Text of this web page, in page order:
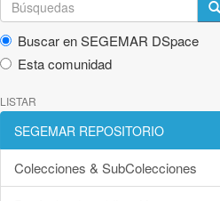
Buscar en SEGEMAR DSpace
Esta comunidad
LISTAR
SEGEMAR REPOSITORIO
Colecciones & SubColecciones